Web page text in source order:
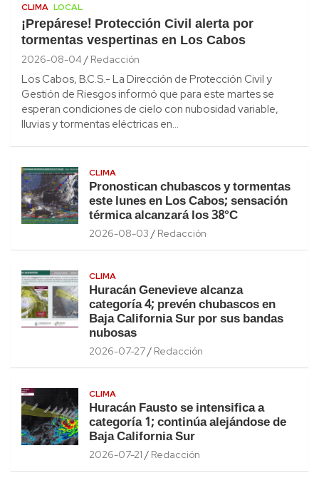
CLIMA LOCAL
¡Prepárese! Protección Civil alerta por
tormentas vespertinas en Los Cabos
2026-08-04 Redacción
Los Cabos, B.C.S.- La Dirección de Protección Civil y
Gestión de Riesgos informó que para este martes se
esperan condiciones de cielo con nubosidad variable,
lluvias y tormentas eléctricas en…
CLIMA
Pronostican chubascos y tormentas
este lunes en Los Cabos; sensación
térmica alcanzará los 38°C
2026-08-03 Redacción
CLIMA
Huracán Genevieve alcanza
categoría 4; prevén chubascos en
Baja California Sur por sus bandas
nubosas
2026-07-27 Redacción
CLIMA
Huracán Fausto se intensifica a
categoría 1; continúa alejándose de
Baja California Sur
2026-07-21 Redacción